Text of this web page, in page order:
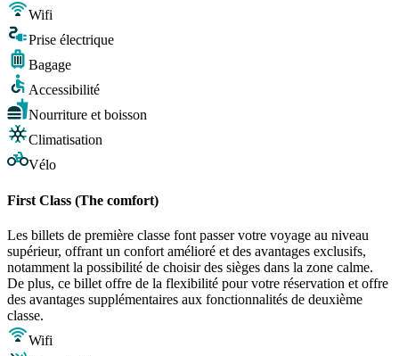
Wifi
Prise électrique
Bagage
Accessibilité
Nourriture et boisson
Climatisation
Vélo
First Class (The comfort)
Les billets de première classe font passer votre voyage au niveau
supérieur, offrant un confort amélioré et des avantages exclusifs,
notamment la possibilité de choisir des sièges dans la zone calme.
De plus, ce billet offre de la flexibilité pour votre réservation et offre
des avantages supplémentaires aux fonctionnalités de deuxième
classe.
Wifi